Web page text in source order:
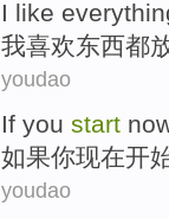
I like
我喜欢东西都
youdao
If you start
如果你现在开
youdao